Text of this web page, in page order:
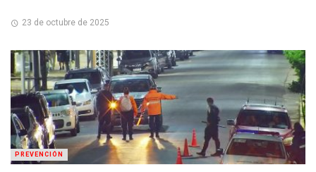
23 de octubre de 2025
PREVENCIÓN